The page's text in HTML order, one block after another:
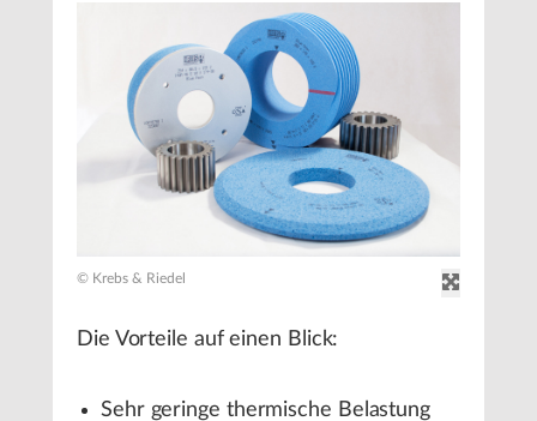
© Krebs & Riedel
Die Vorteile auf einen Blick:
Sehr geringe thermische Belastung